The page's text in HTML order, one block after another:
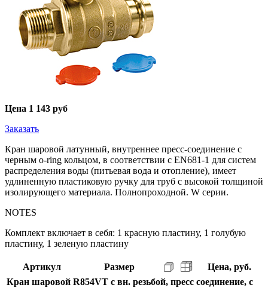
Цена 1 143 руб
Заказать
Кран шаровой латунный, внутреннее пресс-соединение с
черным o-ring кольцом, в соответствии с EN681-1 для систем
распределения воды (питьевая вода и отопление), имеет
удлиненную пластиковую ручку для труб с высокой толщиной
изолирующего материала. Полнопроходной. W серии.
NOTES
Комплект включает в себя: 1 красную пластину, 1 голубую
пластину, 1 зеленую пластину
Артикул Размер
Цена, руб.
Кран шаровой R854VT с вн. резьбой, пресс соединение, с